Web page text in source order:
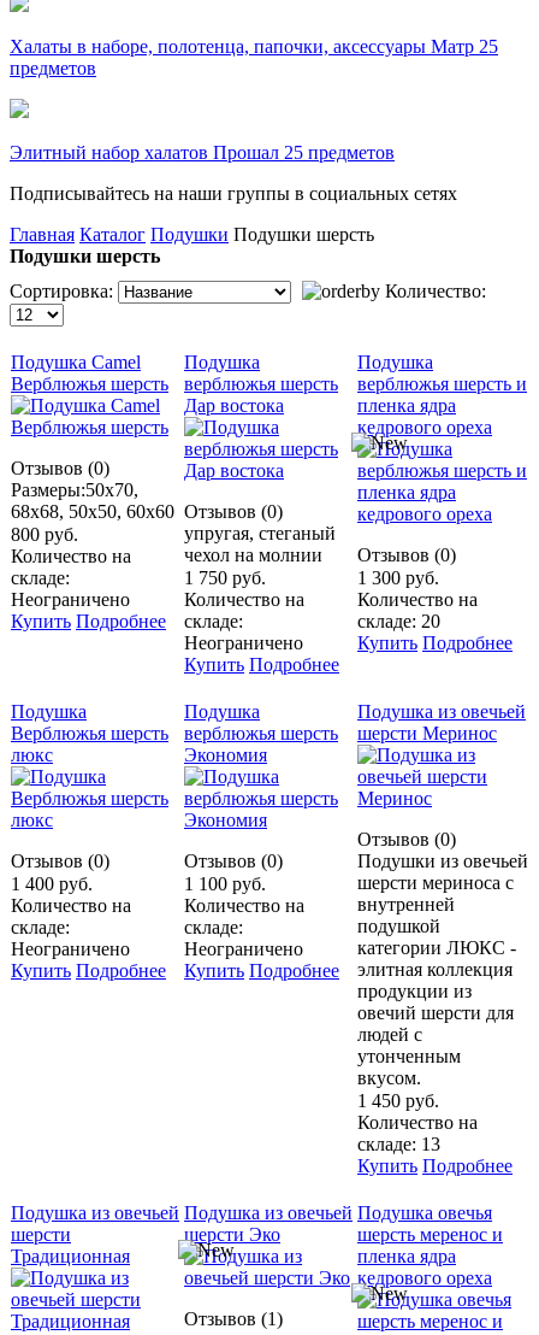
Халаты в наборе, полотенца, папочки, аксессуары Матр 25
предметов
Элитный набор халатов Прошал 25 предметов
Подписывайтесь на наши группы в социальных сетях
Главная Каталог Подушки Подушки шерсть
Подушки шерсть
Сортировка:
Количество:
Подушка Camel
Верблюжья шерсть
Отзывов (0)
Размеры:50х70,
68х68, 50х50, 60х60
800 руб.
Количество на
складе:
Неограничено
Купить Подробнее
Подушка
верблюжья шерсть
Дар востока
Отзывов (0)
упругая, стеганый
чехол на молнии
1 750 руб.
Количество на
складе:
Неограничено
Купить Подробнее
Подушка
верблюжья шерсть и
пленка ядра
кедрового ореха
Отзывов (0)
1 300 руб.
Количество на
складе: 20
Купить Подробнее
Подушка
Верблюжья шерсть
люкс
Отзывов (0)
1 400 руб.
Количество на
складе:
Неограничено
Купить Подробнее
Подушка
верблюжья шерсть
Экономия
Отзывов (0)
1 100 руб.
Количество на
складе:
Неограничено
Купить Подробнее
Подушка из овечьей
шерсти Меринос
Отзывов (0)
Подушки из овечьей
шерсти мериноса с
внутренней
подушкой
категории ЛЮКС -
элитная коллекция
продукции из
овечий шерсти для
людей с
утонченным
вкусом.
1 450 руб.
Количество на
складе: 13
Купить Подробнее
Подушка из овечьей
шерсти
Традиционная
Подушка из овечьей
шерсти Эко
Отзывов (1)
Подушка овечья
шерсть меренос и
пленка ядра
кедрового ореха